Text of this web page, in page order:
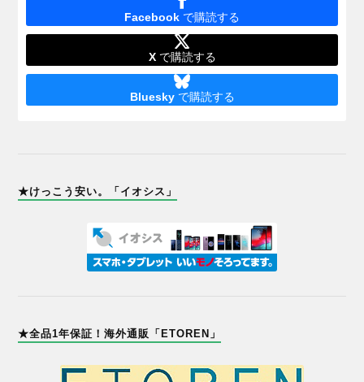
Facebook で購読する
Xで購読する
Blueskyで購読する
★けっこう安い。「イオシス」
★全品1年保証！海外通販「ETOREN」